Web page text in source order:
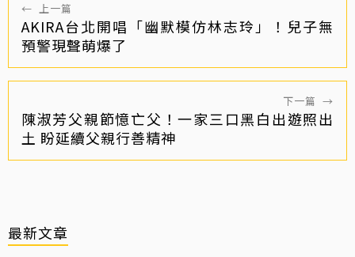
← 上一篇
AKIRA台北開唱「幽默模仿林志玲」！兒子無
預警現聲萌爆了
下一篇 →
陳淑芳父親節憶亡父！一家三口黑白出遊照出
土 盼延續父親行善精神
最新文章